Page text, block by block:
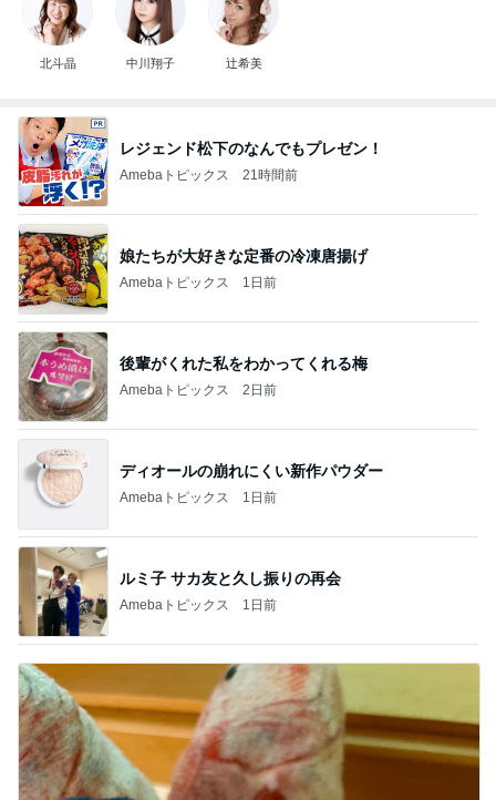
北斗晶 中川翔子 辻希美
レジェンド松下のなんでもプレゼン！
Amebaトピックス 21時間前
娘たちが大好きな定番の冷凍唐揚げ
Amebaトピックス 1日前
後輩がくれた私をわかってくれる梅
Amebaトピックス 2日前
ディオールの崩れにくい新作パウダー
Amebaトピックス 1日前
ルミ子 サカ友と久し振りの再会
Amebaトピックス 1日前